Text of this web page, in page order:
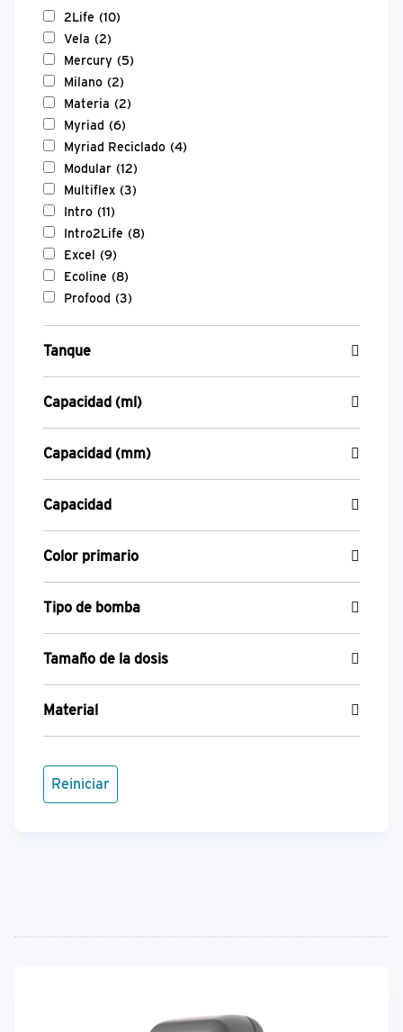
2Life (10)
Vela (2)
Mercury (5)
Milano (2)
Materia (2)
Myriad (6)
Myriad Reciclado (4)
Modular (12)
Multiflex (3)
Intro (11)
Intro2Life (8)
Excel (9)
Ecoline (8)
Profood (3)
Tanque
Capacidad (ml)
Capacidad (mm)
Capacidad
Color primario
Tipo de bomba
Tamaño de la dosis
Material
Reiniciar